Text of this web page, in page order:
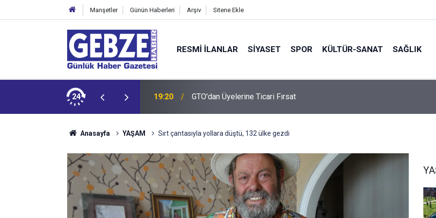
Manşetler Günün Haberleri Arşiv Sitene Ekle
RESMI İLANLAR SİYASET SPOR KÜLTÜR-SANAT SAĞLIK
24
DİLOVASI ARASI İstanbul Yönü Trafiğe Kapatılıyor 19:20 GTO'dan Üyelerine Ticari Fırsat
Anasayfa YAŞAM Sırt çantasıyla yollara düştü, 132 ülke gezdi